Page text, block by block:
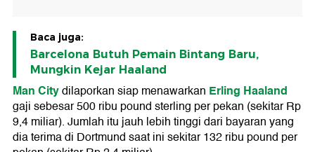
Baca juga:
Barcelona Butuh Pemain Bintang Baru,
Mungkin Kejar Haaland
Man Citydilaporkan siap menawarkan Erling Haaland
gaji sebesar 500 ribu pound sterling per pekan (sekitar Rp
9,4 miliar). Jumlah itu jauh lebih tinggi dari bayaran yang
dia terima di Dortmund saat ini sekitar 132 ribu pound per